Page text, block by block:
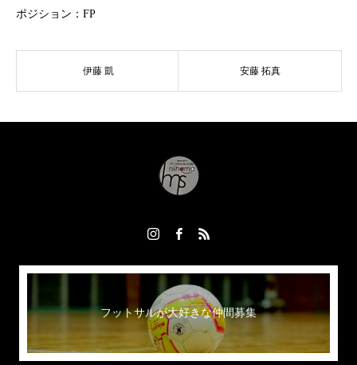
ポジション：FP
伊藤 凱 安藤 拓真
フットサルが大好きな仲間募集